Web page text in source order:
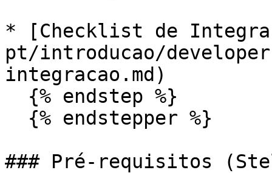
* [Checklist de
pt/introducao/
integracao.md)
### Pré-requisitos